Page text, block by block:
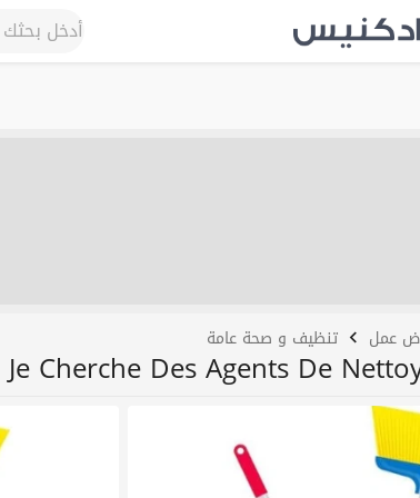
عمل تنظيف و صحة عامة
Je Cherche Des Agents De